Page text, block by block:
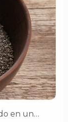
en un…